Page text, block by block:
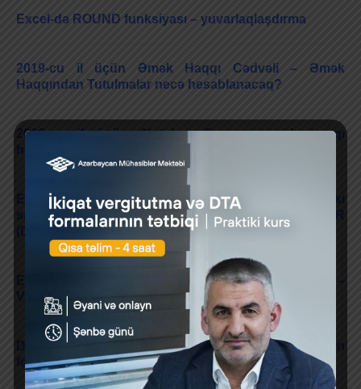
Excel-də ROUND funksiyası – yuvarlaqlaşdırma
2019-cu il üçün Əmək Haqqı Cədvəli – Əmək
Haqqından Tutulmalar necə hesablanacaq?
2019-cu il üçün Net-dən Gross-a əmək haqqı
Exceldə indiki dövr ilə keçən il eyni dövr arasındakı
satışların müqayisəsi – SAMEPERIODLASTYEAR
(DAX)
Exceldə xalis bu günkü dəyərin hesablanması –
Video Təlimat
Diaqramlarda Maksimum və Minimum dəyərlərin
fərqləndirilməsi